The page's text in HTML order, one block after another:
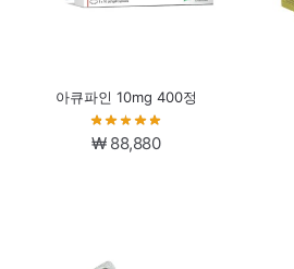
아큐파인 10mg 400정
₩88,880